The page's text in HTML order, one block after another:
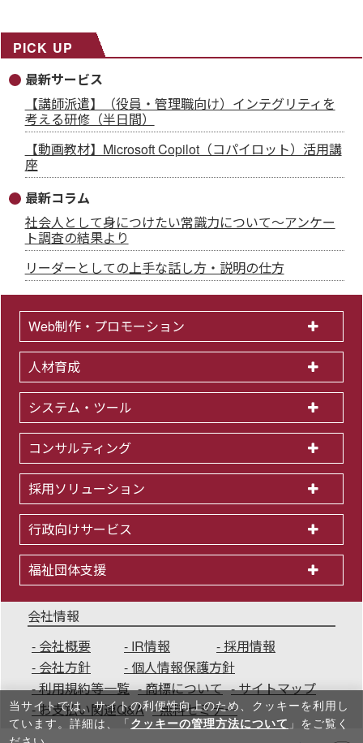
PICK UP
最新サービス
【講師派遣】（役員・管理職向け）インテグリティを
考える研修（半日間）
【動画教材】Microsoft Copilot（コパイロット）活用講
座
最新コラム
社会人として身につけたい常識力について～アンケー
ト調査の結果より
リーダーとしての上手な話し方・説明の仕方
Web制作・プロモーション
人材育成
システム・ツール
コンサルティング
採用ソリューション
行政向けサービス
福祉団体支援
会社情報
会社概要
IR情報
採用情報
会社方針
個人情報保護方針
利用規約等一覧
商標について
サイトマップ
お支払い関連Q&A
無料セミナー
当サイトでは、サイトの利便性向上のため、クッキーを利⽤し
ています。詳細は、「 クッキーの管理方法について 」をご覧く